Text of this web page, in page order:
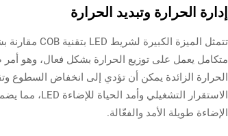
إدارة الحرارة وتبديد الحرارة
الإضاءة طويلة الأمد والفعّالة.